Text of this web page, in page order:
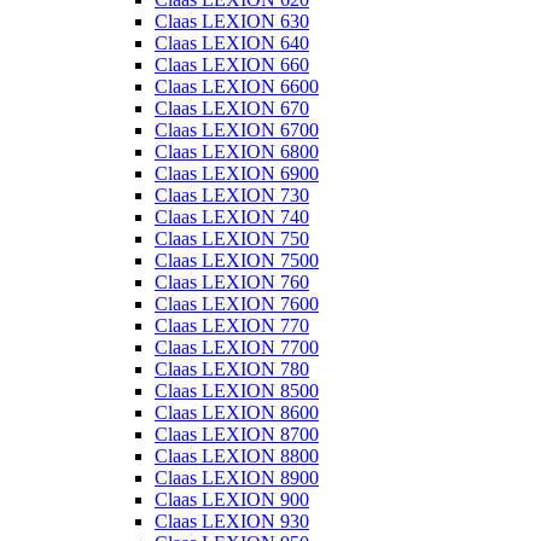
Claas LEXION 630
Claas LEXION 640
Claas LEXION 660
Claas LEXION 6600
Claas LEXION 670
Claas LEXION 6700
Claas LEXION 6800
Claas LEXION 6900
Claas LEXION 730
Claas LEXION 740
Claas LEXION 750
Claas LEXION 7500
Claas LEXION 760
Claas LEXION 7600
Claas LEXION 770
Claas LEXION 7700
Claas LEXION 780
Claas LEXION 8500
Claas LEXION 8600
Claas LEXION 8700
Claas LEXION 8800
Claas LEXION 8900
Claas LEXION 900
Claas LEXION 930